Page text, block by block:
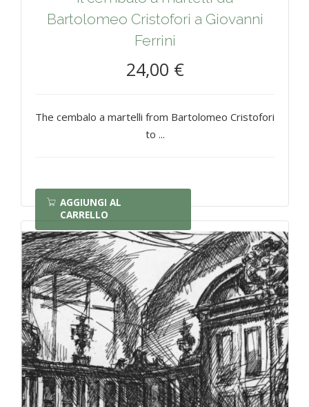
Bartolomeo Cristofori a Giovanni
Ferrini
24,00 €
The cembalo a martelli from Bartolomeo Cristofori
to ...
AGGIUNGI AL
CARRELLO